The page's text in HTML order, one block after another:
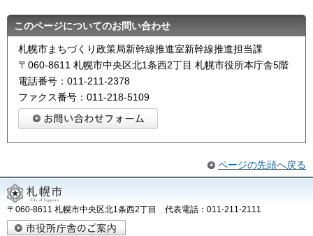
このページについてのお問い合わせ
札幌市まちづくり政策局新幹線推進室新幹線推進担当課
〒060-8611 札幌市中央区北1条西2丁目 札幌市役所本庁舎5階
電話番号：011-211-2378
ファクス番号：011-218-5109
ページの先頭へ戻る
〒060-8611 札幌市中央区北1条西2丁目 代表電話：011-211-2111